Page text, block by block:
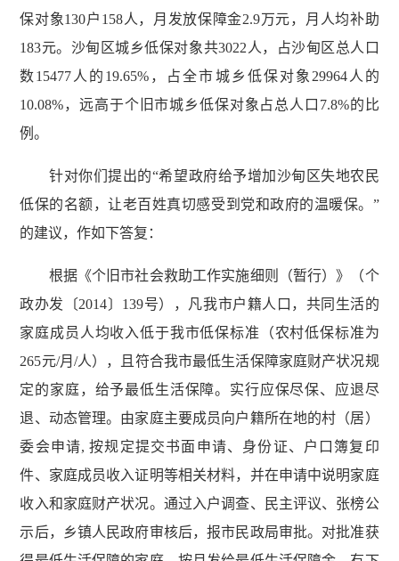
保对象130户158人，月发放保障金2.9万元，月人均补助
183元。沙甸区城乡低保对象共3022人，占沙甸区总人口
数15477人的19.65%，占全市城乡低保对象29964人的
10.08%，远高于个旧市城乡低保对象占总人口7.8%的比
例。
针对你们提出的“希望政府给予增加沙甸区失地农民
低保的名额，让老百姓真切感受到党和政府的温暖保。”
的建议，作如下答复：
根据《个旧市社会救助工作实施细则（暂行）》（个
政办发〔2014〕139号），凡我市户籍人口，共同生活的
家庭成员人均收入低于我市低保标准（农村低保标准为
265元/月/人），且符合我市最低生活保障家庭财产状况规
定的家庭，给予最低生活保障。实行应保尽保、应退尽
退、动态管理。由家庭主要成员向户籍所在地的村（居）
委会申请, 按规定提交书面申请、身份证、户口簿复印
件、家庭成员收入证明等相关材料，并在申请中说明家庭
收入和家庭财产状况。通过入户调查、民主评议、张榜公
示后，乡镇人民政府审核后，报市民政局审批。对批准获